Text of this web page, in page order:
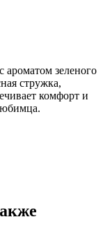
ароматом зеленого
стружка,
комфорт и